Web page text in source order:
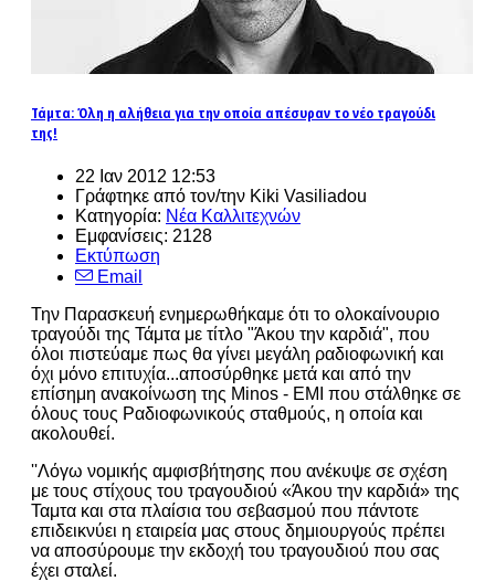
Τάμτα: Όλη η αλήθεια για την οποία απέσυραν το νέο τραγούδι
της!
22 Ιαν 2012 12:53
Γράφτηκε από τον/την Kiki Vasiliadou
Κατηγορία: Νέα Καλλιτεχνών
Εμφανίσεις: 2128
Εκτύπωση
Email
Την Παρασκευή ενημερωθήκαμε ότι το ολοκαίνουριο
τραγούδι της Τάμτα με τίτλο "Άκου την καρδιά", που
όλοι πιστεύαμε πως θα γίνει μεγάλη ραδιοφωνική και
όχι μόνο επιτυχία...αποσύρθηκε μετά και από την
επίσημη ανακοίνωση της Minos - EMI που στάλθηκε σε
όλους τους Ραδιοφωνικούς σταθμούς, η οποία και
ακολουθεί.
''Λόγω νομικής αμφισβήτησης που ανέκυψε σε σχέση
με τους στίχους του τραγουδιού «Άκου την καρδιά» της
Ταμτα και στα πλαίσια του σεβασμού που πάντοτε
επιδεικνύει η εταιρεία μας στους δημιουργούς πρέπει
να αποσύρουμε την εκδοχή του τραγουδιού που σας
έχει σταλεί.